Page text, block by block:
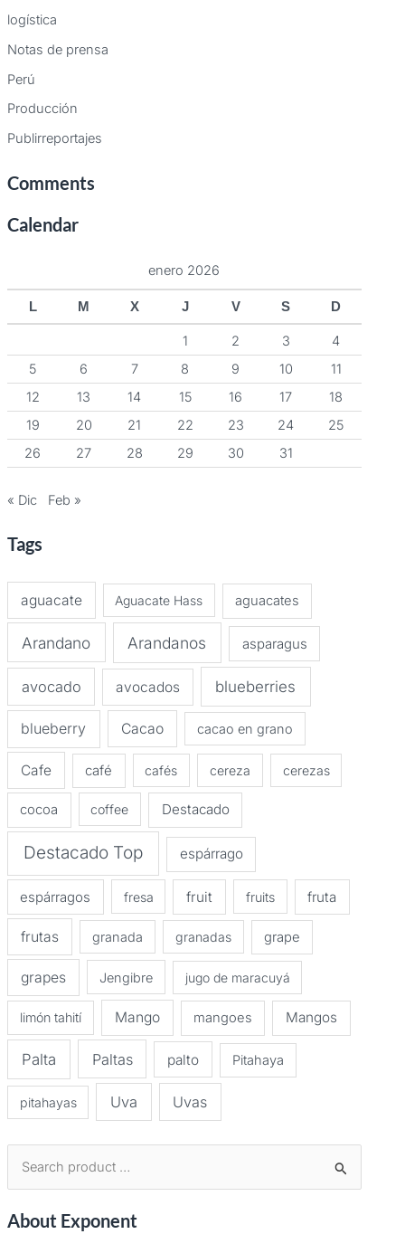
logística
Notas de prensa
Perú
Producción
Publirreportajes
Comments
Calendar
enero 2026
L M X J V S D
1 2 3
4
5
6 7 8 9 10
11
12
13 14 15 16 17
18
19
20 21 22 23 24
25
26
27 28 29 30 31
« Dic Feb »
Tags
aguacate Aguacate Hass aguacates
Arandano Arandanos asparagus
avocado avocados blueberries
blueberry Cacao cacao en grano
Cafe café cafés cereza cerezas
cocoa coffee Destacado
Destacado Top espárrago
espárragos fresa fruit fruits fruta
frutas granada granadas grape
grapes Jengibre jugo de maracuyá
limón tahití Mango mangoes Mangos
Palta Paltas palto Pitahaya
pitahayas Uva Uvas
s
About Exponent